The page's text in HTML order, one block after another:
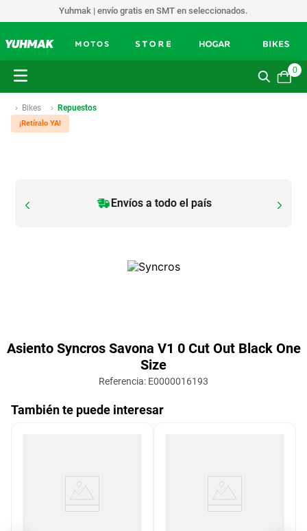
Yuhmak | envío gratis en SMT en seleccionados.
0
Bikes Repuestos
¡Retíralo YA!
Envíos a todo el país
Asiento Syncros Savona V1 0 Cut Out Black One
Size
Referencia: E0000016193
También te puede interesar